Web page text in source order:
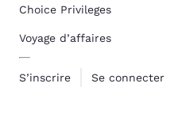
Choice Privileges
Voyage d’affaires
S’inscrire Se connecter